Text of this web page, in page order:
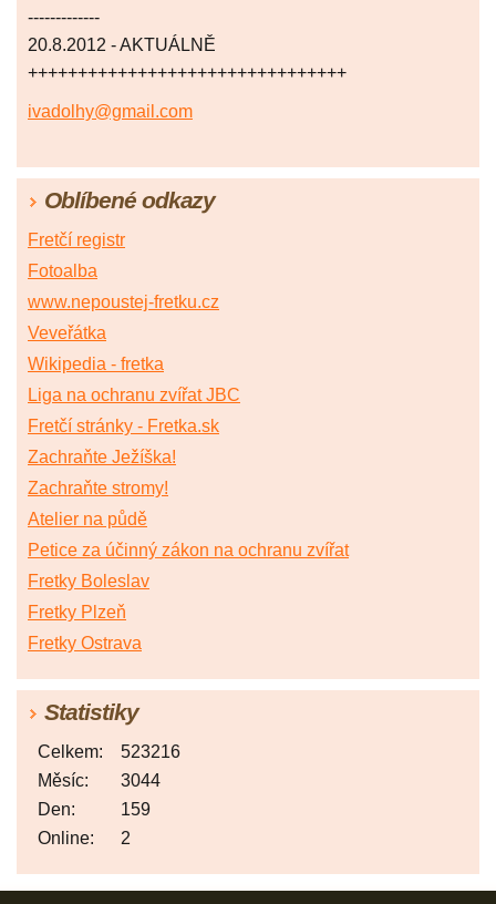
-------------
20.8.2012 - AKTUÁLNĚ
++++++++++++++++++++++++++++++++
ivadolhy@gmail.com
Oblíbené odkazy
Fretčí registr
Fotoalba
www.nepoustej-fretku.cz
Veveřátka
Wikipedia - fretka
Liga na ochranu zvířat JBC
Fretčí stránky - Fretka.sk
Zachraňte Ježíška!
Zachraňte stromy!
Atelier na půdě
Petice za účinný zákon na ochranu zvířat
Fretky Boleslav
Fretky Plzeň
Fretky Ostrava
Statistiky
Online: 2
Celkem:
523216
Měsíc:
3044
Den:
159